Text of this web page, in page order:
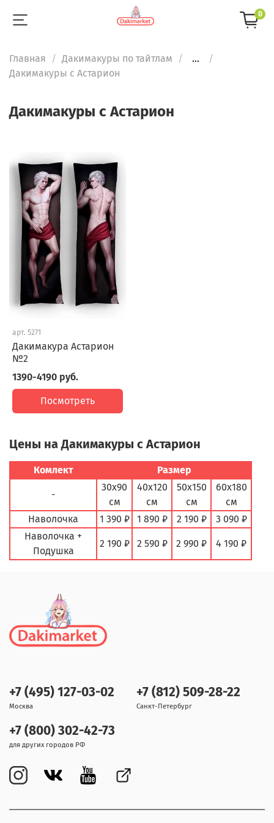
0
Главная Дакимакуры по тайтлам
...
Дакимакуры с Астарион
Дакимакуры с Астарион
арт. 5271
Дакимакура Астарион
№2
1390-4190 руб.
Посмотреть
Цены на Дакимакуры с Астарион
Комлект Размер
-
30х90
см
40х120
см
50х150
см
60х180
см
Наволочка
1 390 ₽ 1 890 ₽ 2 190 ₽
3 090 ₽
Наволочка +
Подушка
2 190 ₽ 2 590 ₽ 2 990 ₽ 4 190 ₽
+7 (495) 127-03-02
Москва
+7 (812) 509-28-22
Санкт-Петербург
+7 (800) 302-42-73
для других городов РФ